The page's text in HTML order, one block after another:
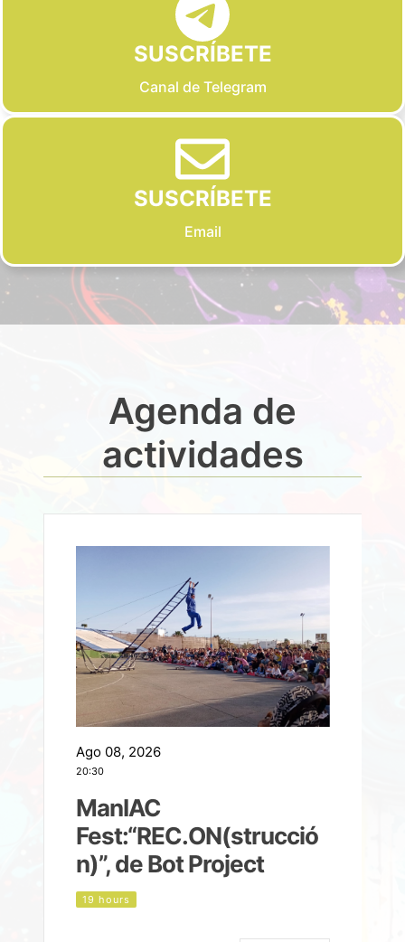
SUSCRÍBETE
Canal de Telegram
SUSCRÍBETE
Email
Agenda de
actividades
Ago 08, 2026
20:30
ManIAC
Fest:“REC.ON(strucció
n)”, de Bot Project
19 hours